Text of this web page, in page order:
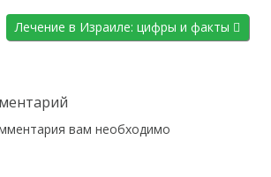
Лечение в Израиле: цифры и факты
вам необходимо